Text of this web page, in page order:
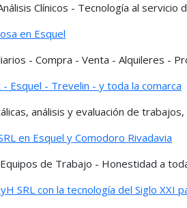
Clínicos - Tecnología al servicio
en Esquel
- Compra - Venta - Alquileres -
- Esquel - Trevelin - y toda la comarca
análisis y evaluación de trabajos,
en Esquel y Comodoro Rivadavia
de Trabajo - Honestidad a
SRL con la tecnología del Siglo XXI